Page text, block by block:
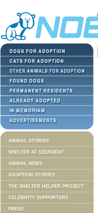
ANIMAL STORIES
SHELTER AT SZERGÉNY
ANIMAL NEWS
ADOPTION STORIES
THE SHELTER HELPER PROJECT
CELEBRITY SUPPORTERS
PRESS